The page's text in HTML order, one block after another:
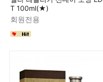
T 100ml(★)
회원전용